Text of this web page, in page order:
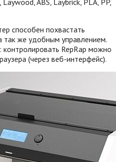
способен похвастать
так же удобным управлением.
RepRap можно
(через веб-интерфейс).